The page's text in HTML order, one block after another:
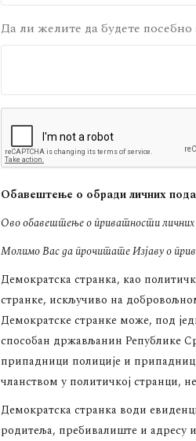
Да ли желите да будете
Обавештење о обради личних
Ово обавештење о приватности личних
Молимо Вас да прочитате Изјаву о
Демократска странка, као
странке, искључиво на
Демократске странке може, под
способан држављанин Републике
припадници полиције и припадници
чланством у политичкој странци,
Демократска странка води
родитеља, пребивалиште и адресу